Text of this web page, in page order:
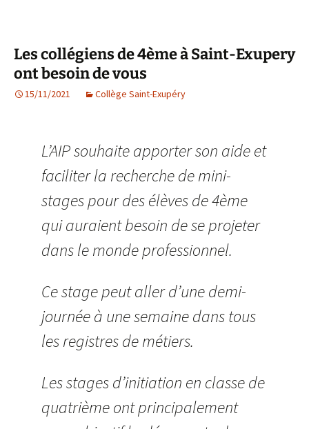
Les collégiens de 4ème à Saint-Exupery
ont besoin de vous
15/11/2021 Collège Saint-Exupéry
L’AIP souhaite apporter son aide et
faciliter la recherche de mini-
stages pour des élèves de 4ème
qui auraient besoin de se projeter
dans le monde professionnel.
Ce stage peut aller d’une demi-
journée à une semaine dans tous
les registres de métiers.
Les stages d’initiation en classe de
quatrième ont principalement